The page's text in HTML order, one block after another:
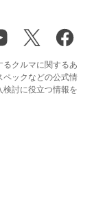
クルマに関するあ
ペックなどの公式情
討に役立つ情報を